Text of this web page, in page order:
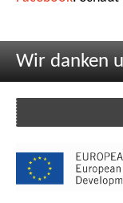
Wir danken